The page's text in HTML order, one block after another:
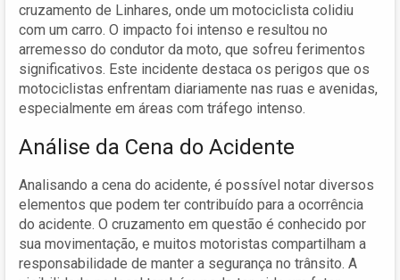
cruzamento de Linhares, onde um motociclista colidiu
com um carro. O impacto foi intenso e resultou no
arremesso do condutor da moto, que sofreu ferimentos
significativos. Este incidente destaca os perigos que os
motociclistas enfrentam diariamente nas ruas e avenidas,
especialmente em áreas com tráfego intenso.
Análise da Cena do Acidente
Analisando a cena do acidente, é possível notar diversos
elementos que podem ter contribuído para a ocorrência
do acidente. O cruzamento em questão é conhecido por
sua movimentação, e muitos motoristas compartilham a
responsabilidade de manter a segurança no trânsito. A